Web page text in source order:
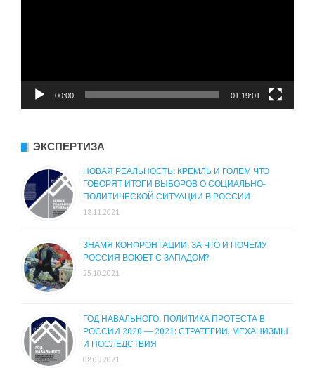
00:00 01:19:01
ЭКСПЕРТИЗА
НОВАЯ РЕАЛЬНОСТЬ: КРЕМЛЬ И ГОЛЕМ ЧТО
ГОВОРЯТ ИТОГИ ВЫБОРОВ О СОЦИАЛЬНО-
ПОЛИТИЧЕСКОЙ СИТУАЦИИ В РОССИИ
18.11.2021
ЗНАМЯ КОНФРОНТАЦИИ. ЗА ЧТО И ПОЧЕМУ
РОССИЯ ВОЮЕТ С ЗАПАДОМ?
25.10.2021
ГОД НАВАЛЬНОГО. ПОЛИТИКА ПРОТЕСТА В
РОССИИ 2020 — 2021: СТРАТЕГИИ, МЕХАНИЗМЫ
И ПОСЛЕДСТВИЯ
08.09.2021